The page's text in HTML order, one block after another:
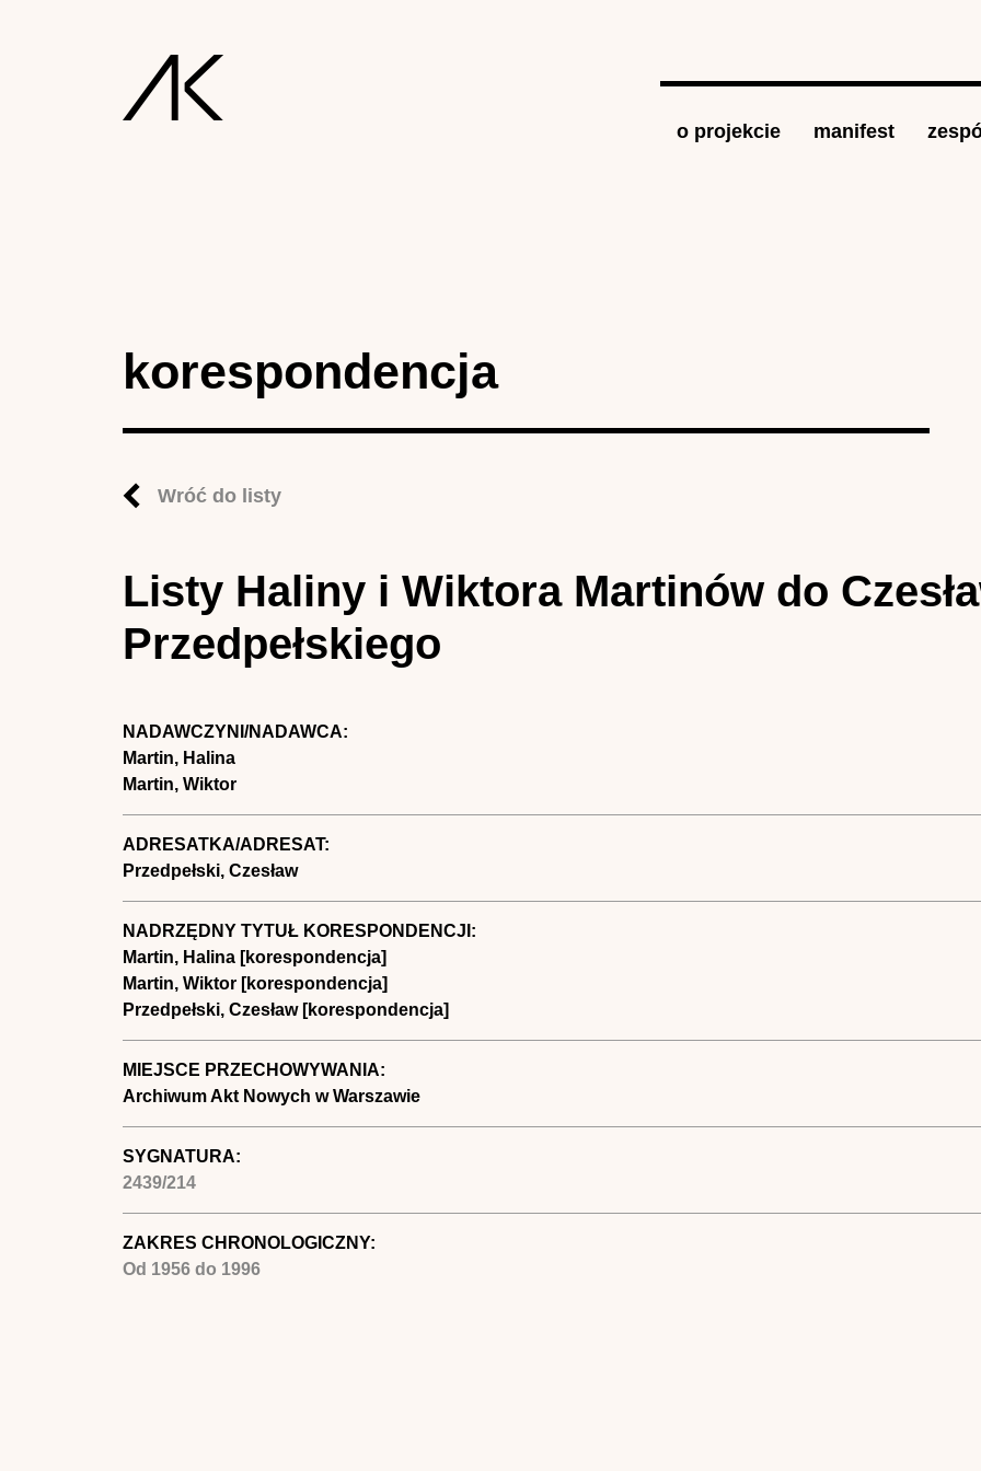
o projekcie manifest
korespondencja
Wróć do listy
Listy Haliny i Wiktora Martinów do
Przedpełskiego
NADAWCZYNI/NADAWCA:
Martin, Halina
Martin, Wiktor
ADRESATKA/ADRESAT:
Przedpełski, Czesław
NADRZĘDNY TYTUŁ KORESPONDENCJI:
Martin, Halina [korespondencja]
Martin, Wiktor [korespondencja]
Przedpełski, Czesław [korespondencja]
MIEJSCE PRZECHOWYWANIA:
Archiwum Akt Nowych w Warszawie
SYGNATURA:
2439/214
ZAKRES CHRONOLOGICZNY:
Od 1956do 1996